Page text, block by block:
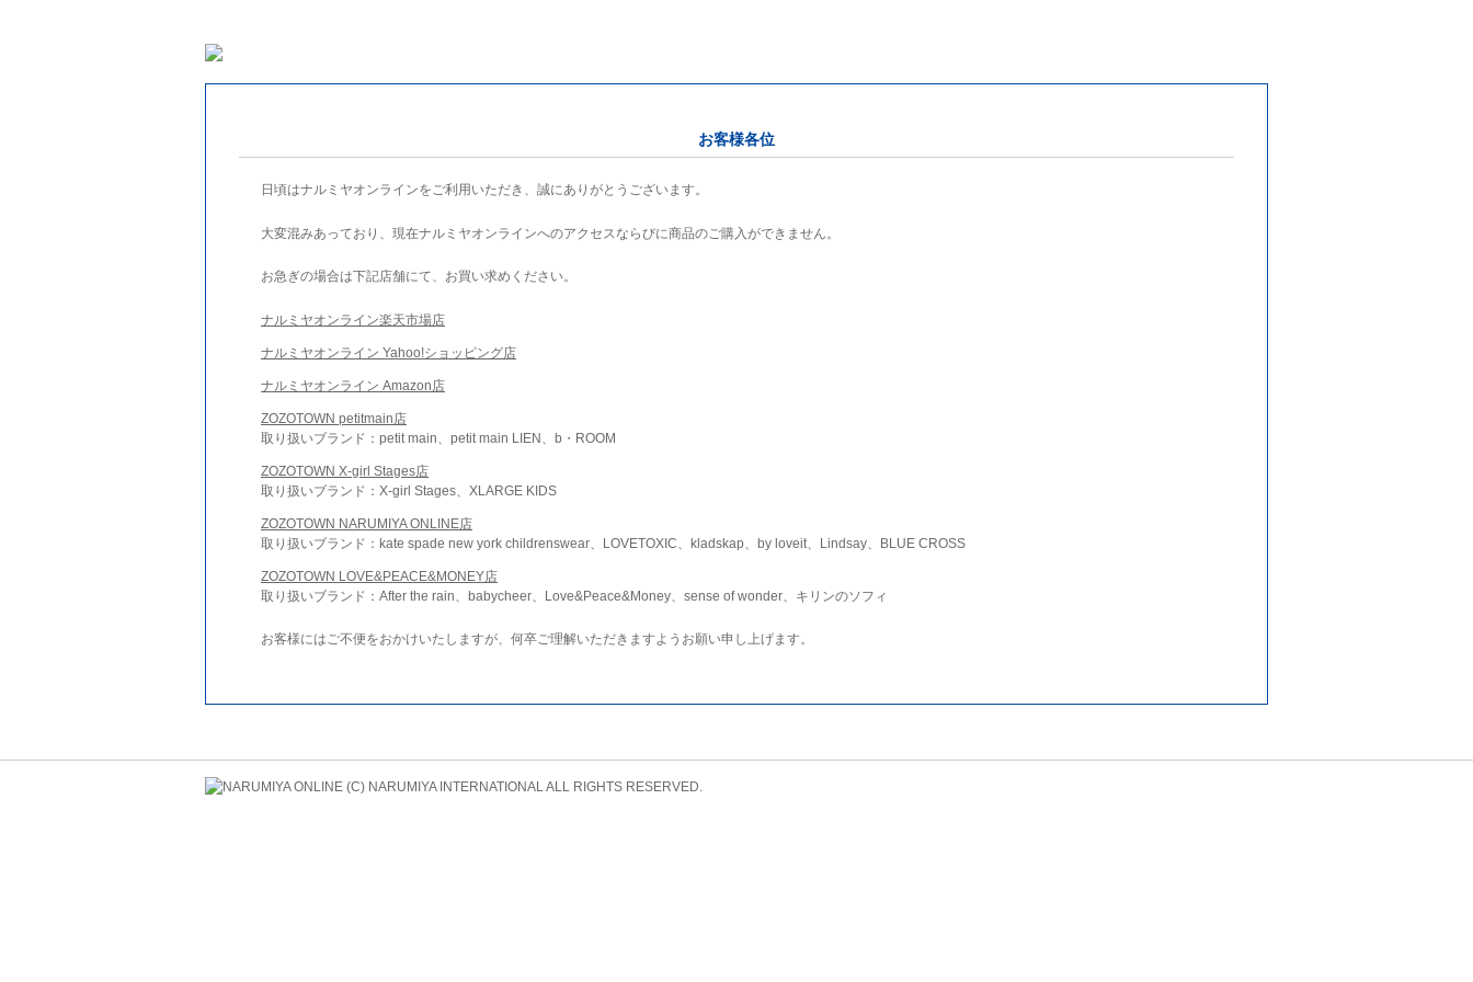
お客様各位
日頃はナルミヤオンラインをご利用いただき、誠にありがとうございます。
大変混みあっており、現在ナルミヤオンラインへのアクセスならびに商品のご購入ができません。
お急ぎの場合は下記店舗にて、お買い求めください。
ナルミヤオンライン楽天市場店
ナルミヤオンライン Yahoo!ショッピング店
ナルミヤオンライン Amazon店
ZOZOTOWN petitmain店
取り扱いブランド：petit main、petit main LIEN、b・ROOM
ZOZOTOWN X-girl Stages店
取り扱いブランド：X-girl Stages、XLARGE KIDS
ZOZOTOWN NARUMIYA ONLINE店
取り扱いブランド：kate spade new york childrenswear、LOVETOXIC、kladskap、by loveit、Lindsay、BLUE CROSS
ZOZOTOWN LOVE&PEACE&MONEY店
取り扱いブランド：After the rain、babycheer、Love&Peace&Money、sense of wonder、キリンのソフィ
お客様にはご不便をおかけいたしますが、何卒ご理解いただきますようお願い申し上げます。